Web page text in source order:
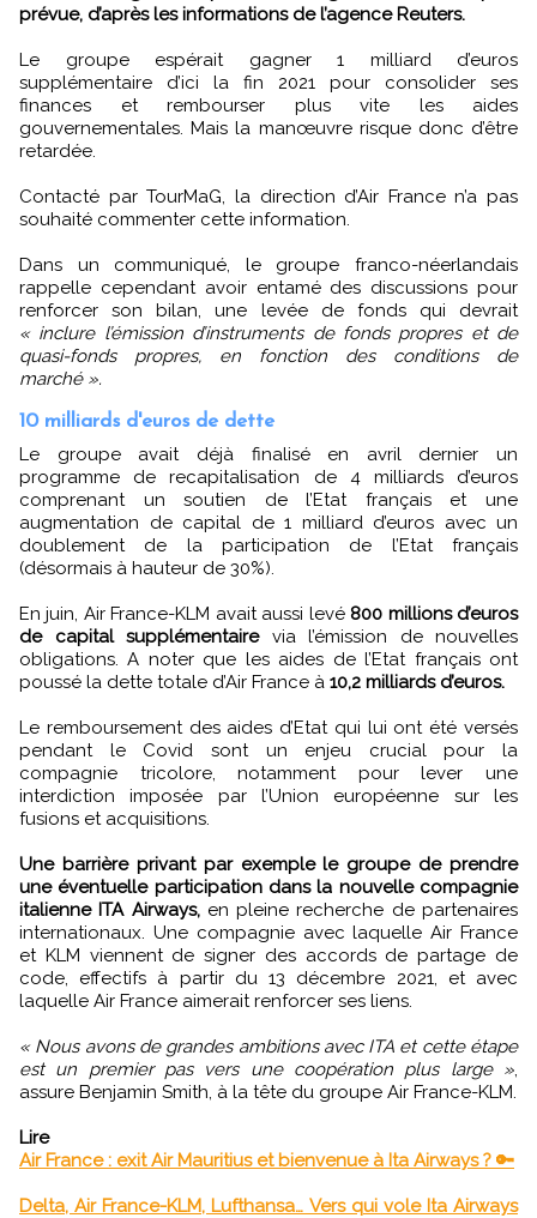
prévue, d’après les informations de l’agence Reuters.
Le groupe espérait gagner 1 milliard d’euros
supplémentaire d’ici la fin 2021 pour consolider ses
finances et rembourser plus vite les aides
gouvernementales. Mais la manœuvre risque donc d’être
retardée.
Contacté par TourMaG, la direction d’Air France n’a pas
souhaité commenter cette information.
Dans un communiqué, le groupe franco-néerlandais
rappelle cependant avoir entamé des discussions pour
renforcer son bilan, une levée de fonds qui devrait
« inclure l’émission d’instruments de fonds propres et de
quasi-fonds propres, en fonction des conditions de
marché ».
10 milliards d'euros de dette
Le groupe avait déjà finalisé en avril dernier un
programme de recapitalisation de 4 milliards d’euros
comprenant un soutien de l’Etat français et une
augmentation de capital de 1 milliard d’euros avec un
doublement de la participation de l’Etat français
(désormais à hauteur de 30%).
En juin, Air France-KLM avait aussi levé 800 millions d’euros
de capital supplémentaire via l’émission de nouvelles
obligations. A noter que les aides de l’Etat français ont
poussé la dette totale d’Air France à 10,2 milliards d’euros.
Le remboursement des aides d’Etat qui lui ont été versés
pendant le Covid sont un enjeu crucial pour la
compagnie tricolore, notamment pour lever une
interdiction imposée par l’Union européenne sur les
fusions et acquisitions.
Une barrière privant par exemple le groupe de prendre
une éventuelle participation dans la nouvelle compagnie
italienne ITA Airways,en pleine recherche de partenaires
internationaux. Une compagnie avec laquelle Air France
et KLM viennent de signer des accords de partage de
code, effectifs à partir du 13 décembre 2021, et avec
laquelle Air France aimerait renforcer ses liens.
« Nous avons de grandes ambitions avec ITA et cette étape
est un premier pas vers une coopération plus large »,
assure Benjamin Smith, à la tête du groupe Air France-KLM.
Lire
Air France : exit Air Mauritius et bienvenue à Ita Airways ? 🔑
Delta, Air France-KLM, Lufthansa… Vers qui vole Ita Airways